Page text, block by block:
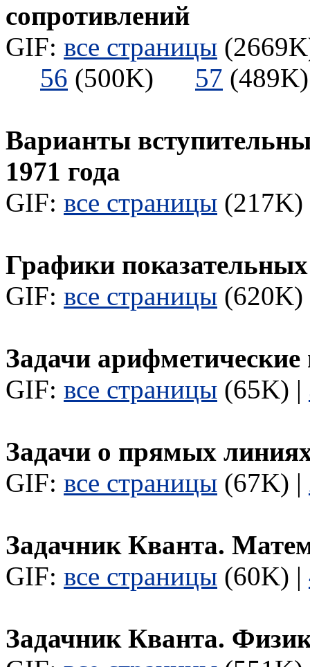
сопротивлений
GIF: все страницы
56 (500K) 57
Варианты
1971 года
GIF: все страницы
Графики
GIF: все страницы
Задачи арифметические
GIF: все страницы (65K) |
Задачи о прямых
GIF: все страницы (67K) |
Задачник Кванта.
GIF: все страницы (60K) |
Задачник Кванта.